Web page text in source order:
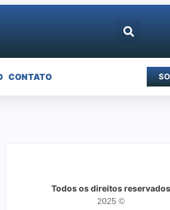
CONTATO
Todos os direitos reservados
2025 ©